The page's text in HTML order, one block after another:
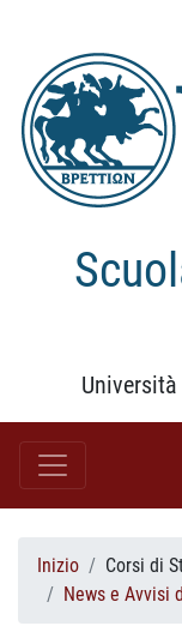
Inizio Corsi di
News e Avvisi